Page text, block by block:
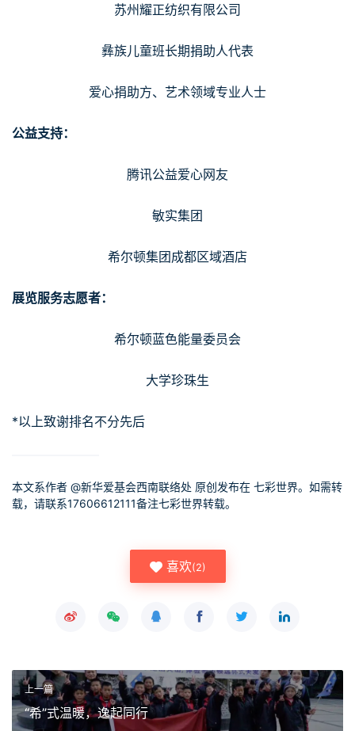
苏州耀正纺织有限公司
彝族儿童班长期捐助人代表
爱心捐助方、艺术领域专业人士
公益支持：
腾讯公益爱心网友
敏实集团
希尔顿集团成都区域酒店
展览服务志愿者：
希尔顿蓝色能量委员会
大学珍珠生
*以上致谢排名不分先后
本文系作者 @新华爱基会西南联络处 原创发布在 七彩世界。如需转
载，请联系17606612111备注七彩世界转载。
喜欢(2)
上一篇
“希”式温暖，逸起同行